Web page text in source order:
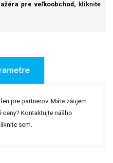
pre veľkoobchod, kliknite
pre partnerov. Máte záujem
Kontaktujte nášho
sem.